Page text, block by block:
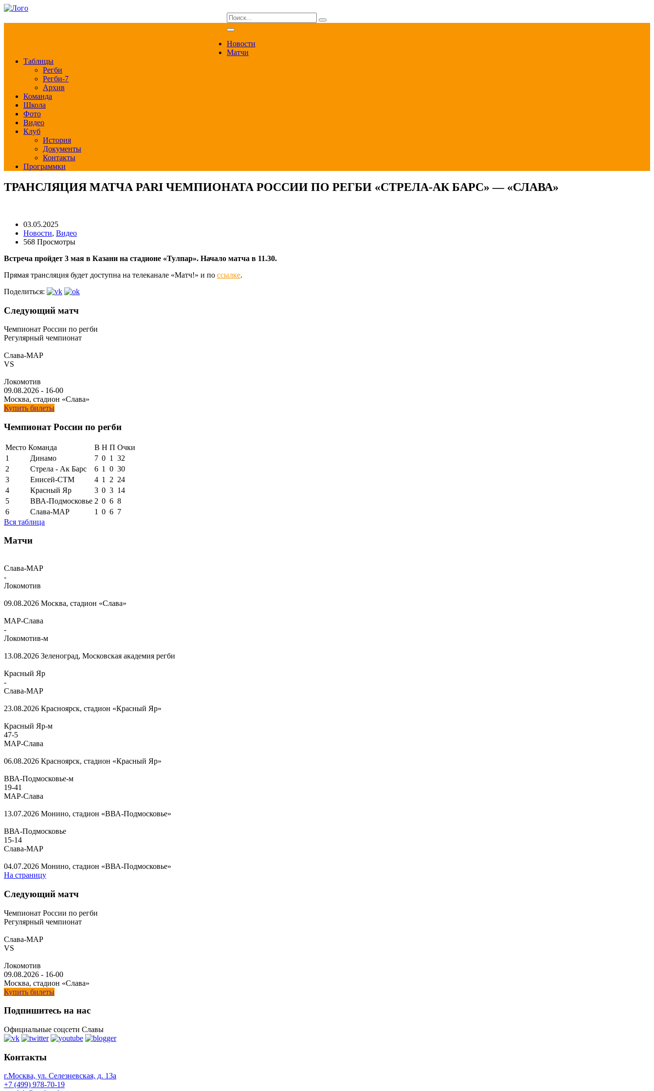
Новости
Матчи
Таблицы
Регби
Регби-7
Архив
Команда
Школа
Фото
Видео
Клуб
История
Документы
Контакты
Программки
ТРАНСЛЯЦИЯ МАТЧА PARI ЧЕМПИОНАТА РОССИИ ПО РЕГБИ «СТРЕЛА-АК БАРС» — «СЛАВА»
03.05.2025
Новости, Видео
568 Просмотры
Встреча пройдет 3 мая в Казани на стадионе «Тулпар». Начало матча в 11.30.
Прямая трансляция будет доступна на телеканале «Матч!» и по ссылке.
Поделиться:
Следующий матч
Чемпионат России по регби
Регулярный чемпионат
Слава-МАР
VS
Локомотив
09.08.2026 - 16-00
Москва, стадион «Слава»
Купить билеты
Чемпионат России по регби
Место Команда В Н П Очки
1
Динамо 7 0 1
32
2
Стрела - Ак Барс 6 1 0 30
3
Енисей-СТМ 4 1 2 24
4
Красный Яр 3 0 3 14
5
ВВА-Подмосковье 2 0 6 8
6
Слава-МАР 1 0 6 7
Вся таблица
Матчи
Слава-МАР
-
Локомотив
09.08.2026 Москва, стадион «Слава»
МАР-Слава
-
Локомотив-м
13.08.2026 Зеленоград, Московская академия регби
Красный Яр
-
Слава-МАР
23.08.2026 Красноярск, стадион «Красный Яр»
Красный Яр-м
47-5
МАР-Слава
06.08.2026 Красноярск, стадион «Красный Яр»
ВВА-Подмосковье-м
19-41
МАР-Слава
13.07.2026 Монино, стадион «ВВА-Подмосковье»
ВВА-Подмосковье
15-14
Слава-МАР
04.07.2026 Монино, стадион «ВВА-Подмосковье»
На страницу
Следующий матч
Чемпионат России по регби
Регулярный чемпионат
Слава-МАР
VS
Локомотив
09.08.2026 - 16-00
Москва, стадион «Слава»
Купить билеты
Подпишитесь на нас
Официальные соцсети Славы
Контакты
г.Москва, ул. Селезневская, д. 13a
+7 (499) 978-70-19